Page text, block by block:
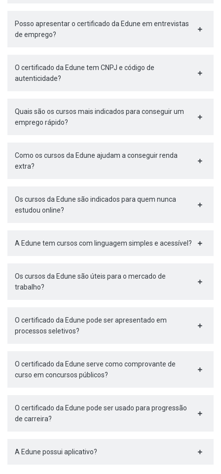
Posso apresentar o certificado da Edune em entrevistas
de emprego?
O certificado da Edune tem CNPJ e código de
autenticidade?
Quais são os cursos mais indicados para conseguir um
emprego rápido?
Como os cursos da Edune ajudam a conseguir renda
extra?
Os cursos da Edune são indicados para quem nunca
estudou online?
A Edune tem cursos com linguagem simples e acessível?
Os cursos da Edune são úteis para o mercado de
trabalho?
O certificado da Edune pode ser apresentado em
processos seletivos?
O certificado da Edune serve como comprovante de
curso em concursos públicos?
O certificado da Edune pode ser usado para progressão
de carreira?
A Edune possui aplicativo?